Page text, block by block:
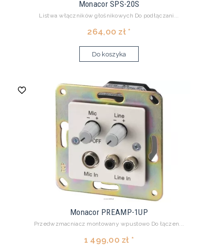
Monacor SPS-20S
Listwa włączników głośnikowych Do podłączani...
264,00 zł *
Do koszyka
Monacor PREAMP-1UP
Przedwzmacniacz montowany wpustowo Do łączen...
1 499,00 zł *